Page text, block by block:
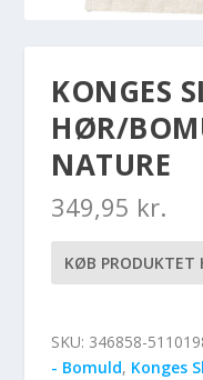
KONGES
HØR/
NATURE
349,95 kr.
KØB PRODUKTET
SKU: 346858-
- Bomuld, Konges